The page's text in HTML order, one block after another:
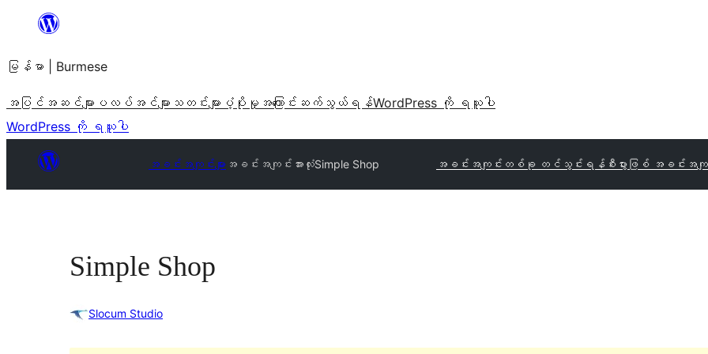
အကြောင်းအရာ
ကျော်သွား
ရန်
မြန်မာ | Burmese
အပြင်အဆင်များ ပလပ်အင်များ သတင်းများ ပံ့ပိုးမှု အကြောင်း ဆက်သွယ်ရန်WordPress ကို ရယူပါ
WordPress ကို ရယူပါ
အခင်းအကျင်းများ အခင်းအကျင်းအားလုံးSimple Shop အခင်းအကျင်းတစ်ခု တင်သွင်းရန် စီးပွားဖြစ် အခင်းအက
Simple Shop
Slocum Studio